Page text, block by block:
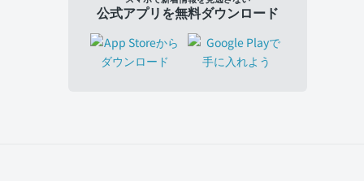
公式アプリを無料ダウンロード